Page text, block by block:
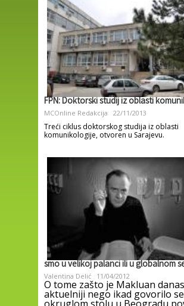
FPN: Doktorski studij iz oblasti
MCOnline Redakcija 22/11/2013
Treći ciklus doktorskog studija iz oblasti
komunikologije, otvoren u Sarajevu.
smo u velikoj palanci ili u globalnom
Valentina Delić 11/04/2012
O tome zašto je Makluan danas
aktuelniji nego ikad govorilo